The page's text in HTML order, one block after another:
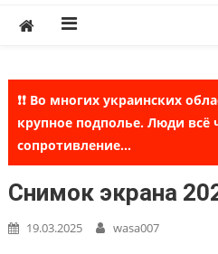
❗❗ Во многих украинских
крупное подполье. Люди
сопротивление...
Снимок экрана
19.03.2025 wasa007